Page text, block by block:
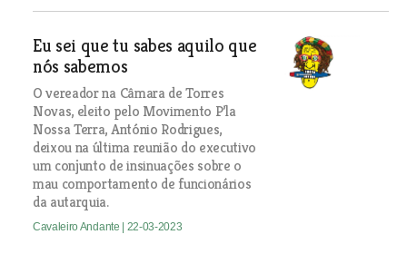
Eu sei que tu sabes aquilo que
nós sabemos
O vereador na Câmara de Torres
Novas, eleito pelo Movimento P’la
Nossa Terra, António Rodrigues,
deixou na última reunião do executivo
um conjunto de insinuações sobre o
mau comportamento de funcionários
da autarquia.
Cavaleiro Andante | 22-03-2023